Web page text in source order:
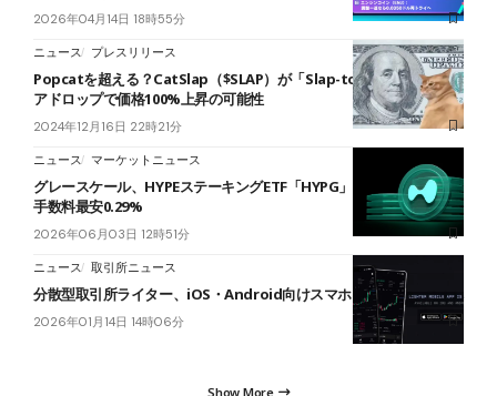
2026年04月14日 18時55分
ニュース プレスリリース
Popcatを超える？CatSlap（$SLAP）が「Slap-to-Earn」報酬とエ
アドロップで価格100%上昇の可能性
2024年12月16日 22時21分
ニュース マーケットニュース
グレースケール、HYPEステーキングETF「HYPG」を6月4日上場──
手数料最安0.29%
2026年06月03日 12時51分
ニュース 取引所ニュース
分散型取引所ライター、iOS・Android向けスマホアプリ提供開始へ
2026年01月14日 14時06分
Show More